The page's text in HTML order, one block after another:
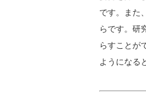
です。また
らです。研
らすことが
ようになる